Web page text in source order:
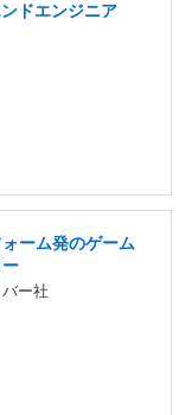
ドエンジニア
ーム発のゲーム
ー社